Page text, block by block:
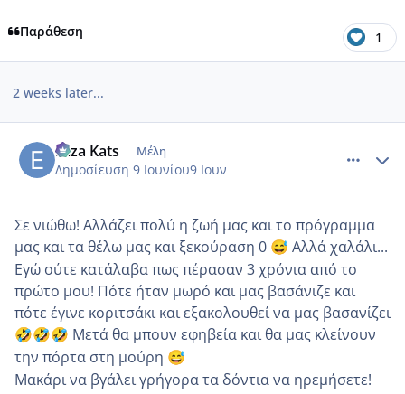
Παράθεση 1
2 weeks later...
Eliza Kats Μέλη
Δημοσίευση 9 Ιουνίου9 Ιουν
Σε νιώθω! Αλλάζει πολύ η ζωή μας και το πρόγραμμα
μας και τα θέλω μας και ξεκούραση 0 😅 Αλλά χαλάλι...
Εγώ ούτε κατάλαβα πως πέρασαν 3 χρόνια από το
πρώτο μου! Πότε ήταν μωρό και μας βασάνιζε και
πότε έγινε κοριτσάκι και εξακολουθεί να μας βασανίζει
🤣🤣🤣 Μετά θα μπουν εφηβεία και θα μας κλείνουν
την πόρτα στη μούρη 😅
Μακάρι να βγάλει γρήγορα τα δόντια να ηρεμήσετε!